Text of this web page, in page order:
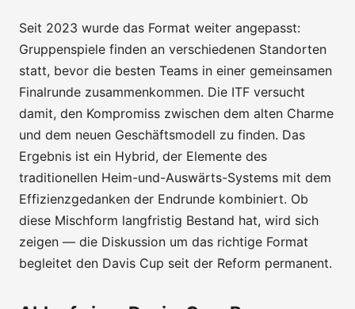
Seit 2023 wurde das Format weiter angepasst:
Gruppenspiele finden an verschiedenen Standorten
statt, bevor die besten Teams in einer gemeinsamen
Finalrunde zusammenkommen. Die ITF versucht
damit, den Kompromiss zwischen dem alten Charme
und dem neuen Geschäftsmodell zu finden. Das
Ergebnis ist ein Hybrid, der Elemente des
traditionellen Heim-und-Auswärts-Systems mit dem
Effizienzgedanken der Endrunde kombiniert. Ob
diese Mischform langfristig Bestand hat, wird sich
zeigen — die Diskussion um das richtige Format
begleitet den Davis Cup seit der Reform permanent.